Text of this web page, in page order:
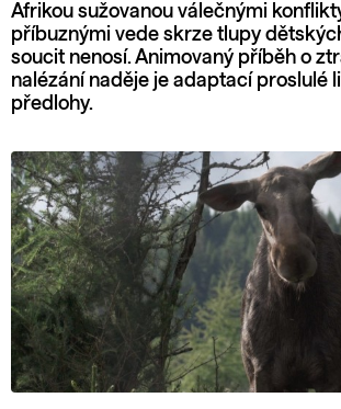
Afrikou sužovanou válečnými
příbuznými vede skrze tlupy
soucit nenosí. Animovaný příběh o
nalézání naděje je adaptací proslulé
předlohy.